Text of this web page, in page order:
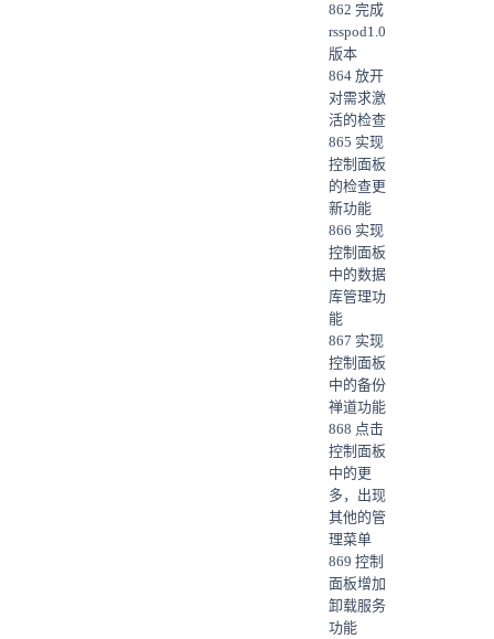
862 完成
rsspod1.0
版本
864 放开
对需求激
活的检查
865 实现
控制面板
的检查更
新功能
866 实现
控制面板
中的数据
库管理功
能
867 实现
控制面板
中的备份
禅道功能
868 点击
控制面板
中的更
多，出现
其他的管
理菜单
869 控制
面板增加
卸载服务
功能